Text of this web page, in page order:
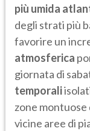
più umida
degli strati più
favorire un
atmosferica
giornata di
temporali
zone
vicine aree di